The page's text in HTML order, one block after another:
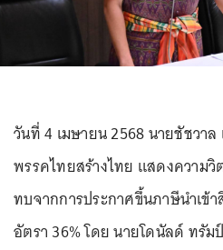
วันที่ 4 เมษายน 2568 นายชัชวา
พรรคไทยสร้างไทย แสดงความ
ทบจากการประกาศขึ้นภาษีนำเข้
อัตรา 36% โดย นายโดนัลด์ ทรัม